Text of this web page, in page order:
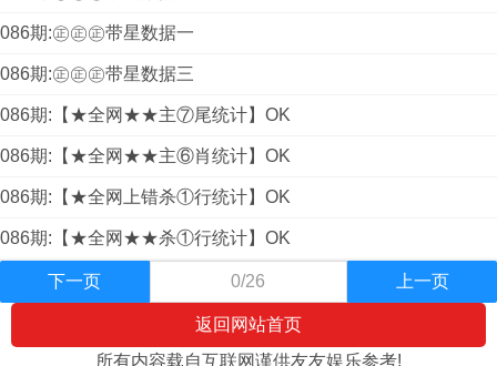
086期:㊣㊣㊣带星数据一
086期:㊣㊣㊣带星数据三
086期:【★全网★★主⑦尾统计】OK
086期:【★全网★★主⑥肖统计】OK
086期:【★全网上错杀①行统计】OK
086期:【★全网★★杀①行统计】OK
下一页 0/26 上一页
返回网站首页
所有内容载自互联网谨供友友娱乐参考!